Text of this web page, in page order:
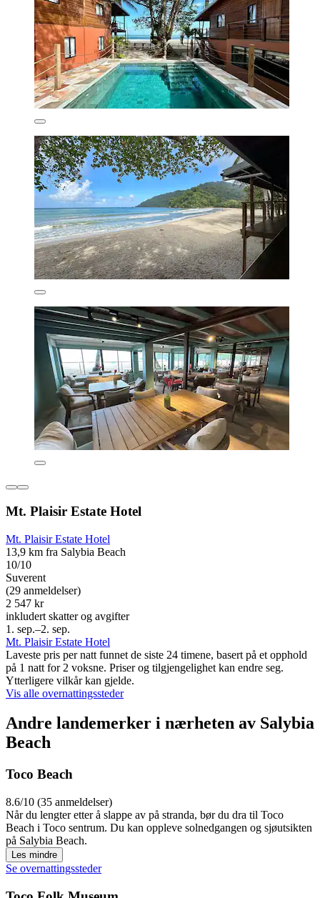
Mt. Plaisir Estate Hotel
Mt. Plaisir Estate Hotel
13,9 km fra Salybia Beach
10/10
Suverent
(29 anmeldelser)
2 547 kr
inkludert skatter og avgifter
1. sep.–2. sep.
Mt. Plaisir Estate Hotel
Laveste pris per natt funnet de siste 24 timene, basert på et opphold
på 1 natt for 2 voksne. Priser og tilgjengelighet kan endre seg.
Ytterligere vilkår kan gjelde.
Vis alle overnattingssteder
Andre landemerker i nærheten av Salybia
Beach
Toco Beach
8.6/10 (35 anmeldelser)
Når du lengter etter å slappe av på stranda, bør du dra til Toco
Beach i Toco sentrum. Du kan oppleve solnedgangen og sjøutsikten
på Salybia Beach.
Les mindre
Se overnattingssteder